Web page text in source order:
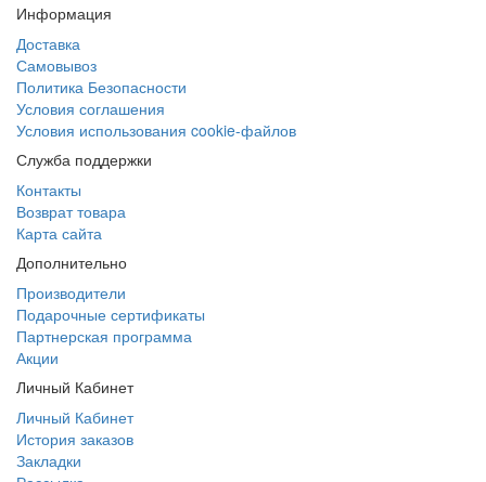
Информация
Доставка
Самовывоз
Политика Безопасности
Условия соглашения
Условия использования cookie-файлов
Служба поддержки
Контакты
Возврат товара
Карта сайта
Дополнительно
Производители
Подарочные сертификаты
Партнерская программа
Акции
Личный Кабинет
Личный Кабинет
История заказов
Закладки